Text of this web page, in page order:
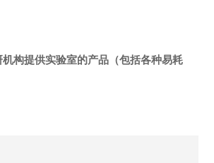
构提供实验室的产品（包括各种易耗